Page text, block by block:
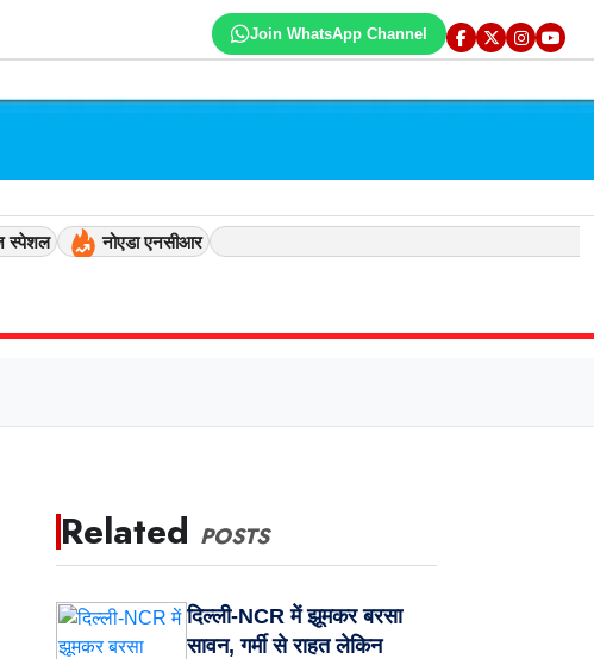
Join WhatsApp Channel
स्पेशल नोएडा एनसीआर
Related POSTS
दिल्ली-NCR में झूमकर बरसा
सावन, गर्मी से राहत लेकिन